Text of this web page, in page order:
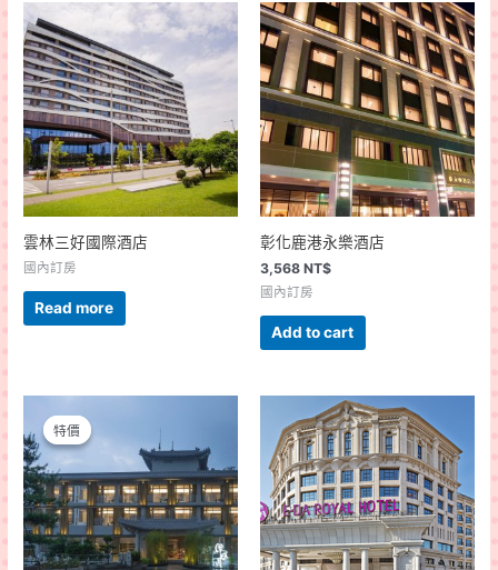
雲林三好國際酒店
國內訂房
Read more
彰化鹿港永樂酒店
3,568 NT$
國內訂房
Add to cart
特價
特價